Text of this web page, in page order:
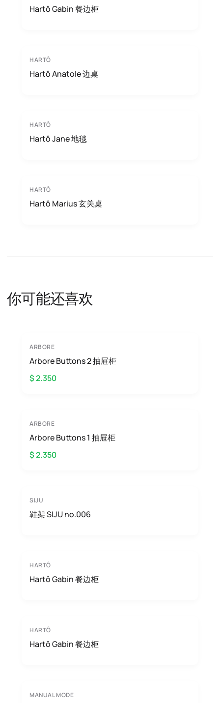
Hartô Gabin 餐边柜
HARTÔ
Hartô Anatole 边桌
HARTÔ
Hartô Jane 地毯
HARTÔ
Hartô Marius 玄关桌
你可能还喜欢
ARBORE
Arbore Buttons 2 抽屉柜
$ 2.350
ARBORE
Arbore Buttons 1 抽屉柜
$ 2.350
SIJU
鞋架 SIJU no.006
HARTÔ
Hartô Gabin 餐边柜
HARTÔ
Hartô Gabin 餐边柜
MANUAL MODE